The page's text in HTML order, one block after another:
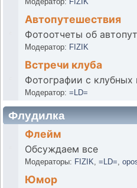
Автопутешествия
Фотоотчеты об
Модератор: FIZIK
Встречи клуба
Фотографии с клубных
Модератор:=LD=
Флудилка
Флейм
Обсуждаем все
Модераторы: FIZIK,=LD=,
Юмор